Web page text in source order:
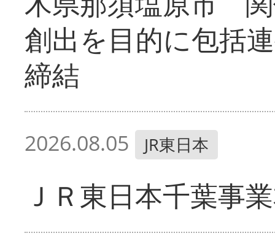
創出を目的に包括
締結
2026.08.05 JR東日本
ＪＲ東日本千葉事